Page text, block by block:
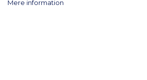
Mere information